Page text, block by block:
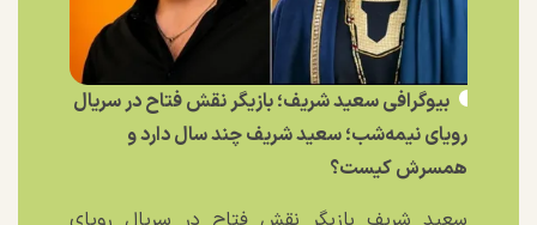
بیوگرافی سعید شریف؛ بازیگر نقش فتاح در سریال
رویای نیمه‌شب؛ سعید شریف چند سال دارد و
همسرش کیست؟